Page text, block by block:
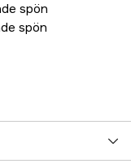
spön
spön